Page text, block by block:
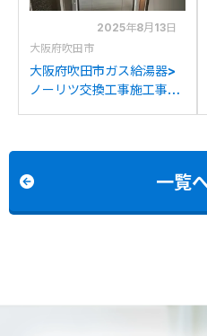
2025年8月13日
大阪府吹田市
大阪府吹田市ガス給湯器>
ノーリツ交換工事施工事
の交換
一覧